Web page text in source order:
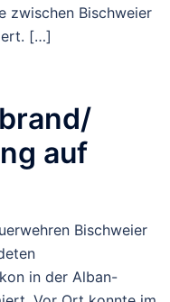
zwischen Bischweier
[…]
auf
Bischweier
in der Alban-